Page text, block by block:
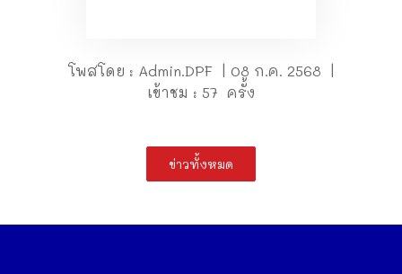
โพสโดย : Admin.DPF | 08 ก.ค. 2568 |
เข้าชม : 57 ครั้ง
ข่าวทั้งหมด